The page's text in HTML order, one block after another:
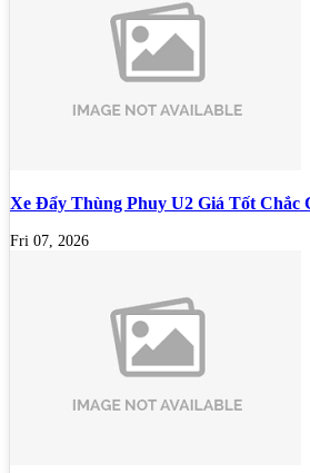
Xe Đẩy Thùng Phuy U2 Giá Tốt Chắc
Fri 07, 2026